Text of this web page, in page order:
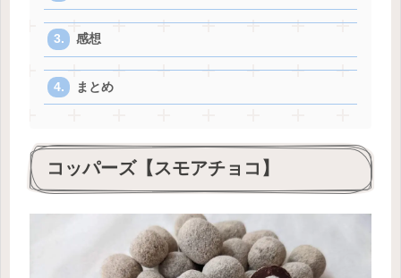
感想
まとめ
コッパーズ【スモアチョコ】